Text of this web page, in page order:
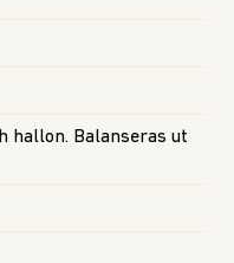
hallon. Balanseras ut